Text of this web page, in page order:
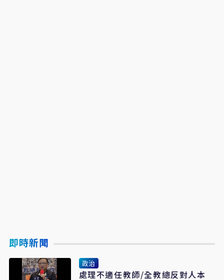
即時新聞
政治
處理不適任教師/全教總反對人本